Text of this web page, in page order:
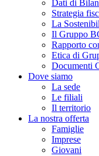
Dati di
Strategia
La
Il Gruppo
Rapporto
Etica di
Documenti
Dove siamo
La sede
Le filiali
Il territorio
La nostra offerta
Famiglie
Imprese
Giovani